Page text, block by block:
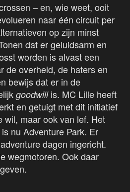
– en, wie weet, ooit
naar één circuit per
op zijn minst
dat er geluidsarm en
worden is alvast een
de overheid, de haters en
bewijs dat er in de
goodwillis. MC Lille heeft
en getuigt met dit initiatief
wil, maar ook van lef. Het
nu Adventure Park. Er
dagen ingericht.
wegmotoren. Ook daar